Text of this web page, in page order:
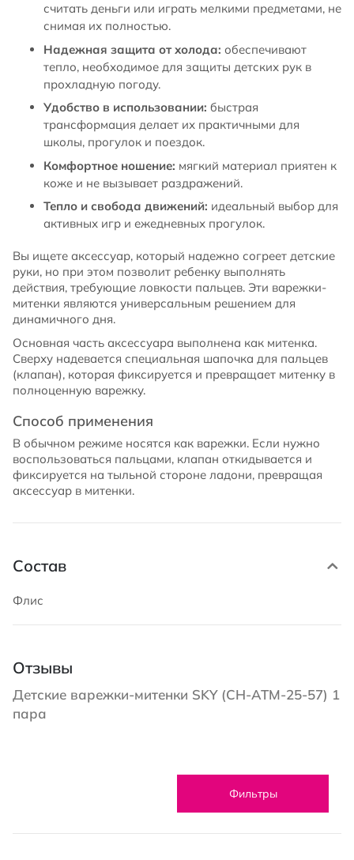
считать деньги или играть мелкими предметами, не
снимая их полностью.
Надежная защита от холода: обеспечивают
тепло, необходимое для защиты детских рук в
прохладную погоду.
Удобство в использовании: быстрая
трансформация делает их практичными для
школы, прогулок и поездок.
Комфортное ношение: мягкий материал приятен к
коже и не вызывает раздражений.
Тепло и свобода движений: идеальный выбор для
активных игр и ежедневных прогулок.
Вы ищете аксессуар, который надежно согреет детские
руки, но при этом позволит ребенку выполнять
действия, требующие ловкости пальцев. Эти варежки-
митенки являются универсальным решением для
динамичного дня.
Основная часть аксессуара выполнена как митенка.
Сверху надевается специальная шапочка для пальцев
(клапан), которая фиксируется и превращает митенку в
полноценную варежку.
Способ применения
В обычном режиме носятся как варежки. Если нужно
воспользоваться пальцами, клапан откидывается и
фиксируется на тыльной стороне ладони, превращая
аксессуар в митенки.
Состав
Флис
Отзывы
Детские варежки-митенки SKY (CH-ATM-25-57) 1
пара
Фильтры